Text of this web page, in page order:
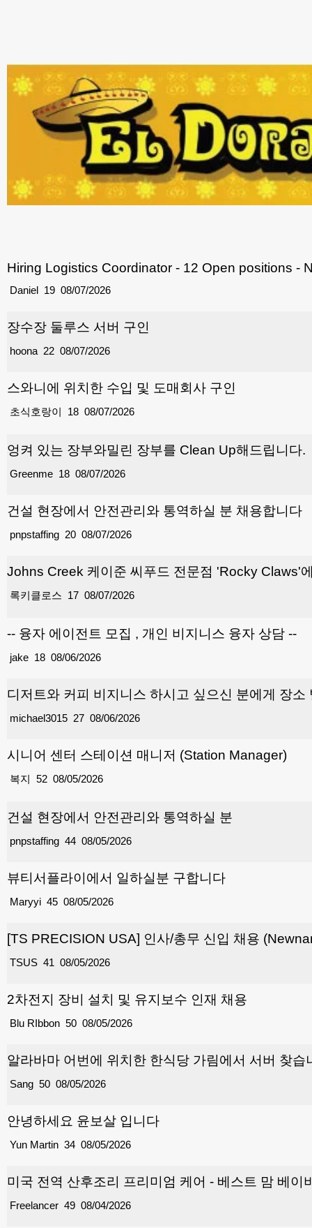
Hiring Logistics Coordinator - 12 Open positions -
19
Daniel 08/07/2026
장수장 둘루스 서버 구인
22
hoona 08/07/2026
스와니에 위치한 수입 및 도매회사 구인
18
초식호랑이 08/07/2026
엉켜 있는 장부와밀린 장부를 Clean Up해드립니다.
18
Greenme 08/07/2026
건설 현장에서 안전관리와 통역하실 분 채용합니다
20
pnpstaffing 08/07/2026
Johns Creek 케이준 씨푸드 전문점 'Rocky Claws'
17
록키클로스 08/07/2026
-- 융자 에이전트 모집 , 개인 비지니스 융자 상담 --
18
jake 08/06/2026
디저트와 커피 비지니스 하시고 싶으신 분에게 장소
27
michael3015 08/06/2026
시니어 센터 스테이션 매니저 (Station Manager)
52
복지 08/05/2026
건설 현장에서 안전관리와 통역하실 분
44
pnpstaffing 08/05/2026
뷰티서플라이에서 일하실분 구합니다
45
Maryyi 08/05/2026
[TS PRECISION USA] 인사/총무 신입 채용
41
TSUS 08/05/2026
2차전지 장비 설치 및 유지보수 인재 채용
50
Blu RIbbon 08/05/2026
알라바마 어번에 위치한 한식당 가림에서 서버 찾습
50
Sang 08/05/2026
안녕하세요 윤보살 입니다
34
Yun Martin 08/05/2026
미국 전역 산후조리 프리미엄 케어 - 베스트 맘 베이
49
Freelancer 08/04/2026